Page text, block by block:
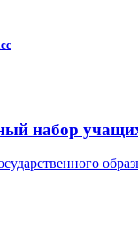
набор